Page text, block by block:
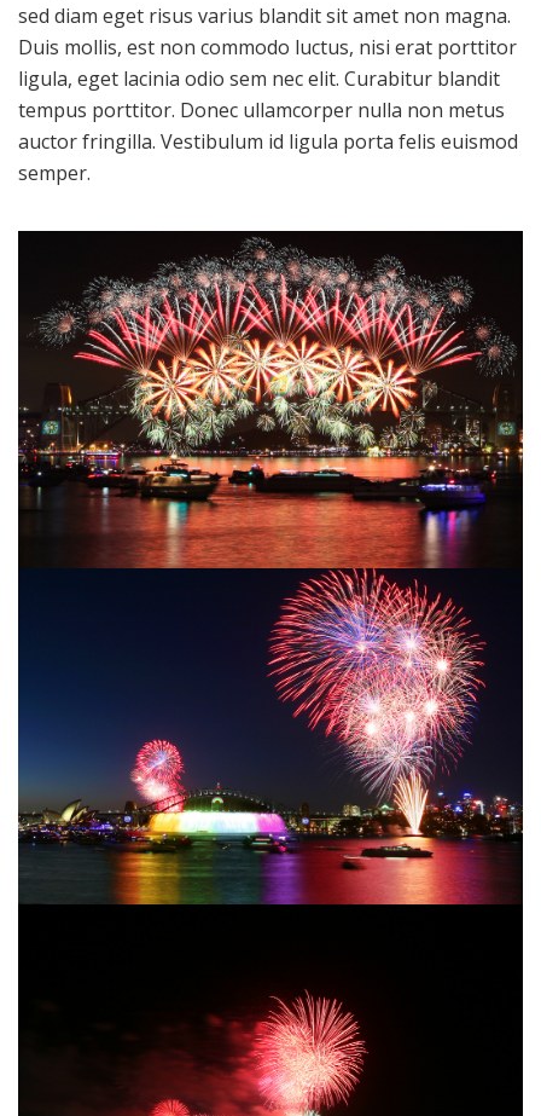
sed diam eget risus varius blandit sit amet non magna.
Duis mollis, est non commodo luctus, nisi erat porttitor
ligula, eget lacinia odio sem nec elit. Curabitur blandit
tempus porttitor. Donec ullamcorper nulla non metus
auctor fringilla. Vestibulum id ligula porta felis euismod
semper.